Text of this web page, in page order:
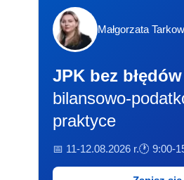
Małgorzata
JPK bez błędów
bilansowo-
praktyce
📅 11-12.08.2026 r.🕐 9:00-